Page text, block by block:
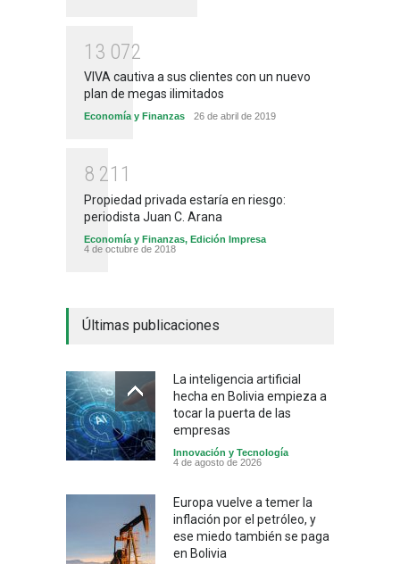
1 3 072
VIVA cautiva a sus clientes con un nuevo
plan de megas ilimitados
Economía y Finanzas 26 de abril de 2019
8 21 1
Propiedad privada estaría en riesgo:
periodista Juan C. Arana
Economía y Finanzas, Edición Impresa
4 de octubre de 2018
Últimas publicaciones
La inteligencia artificial
hecha en Bolivia empieza a
tocar la puerta de las
empresas
Innovación y Tecnología
4 de agosto de 2026
Europa vuelve a temer la
inflación por el petróleo, y
ese miedo también se paga
en Bolivia